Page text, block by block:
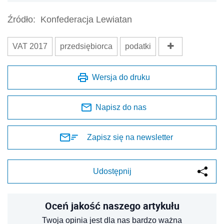
Źródło: Konfederacja Lewiatan
VAT 2017 przedsiębiorca podatki
Wersja do druku
Napisz do nas
Zapisz się na newsletter
Udostępnij
Oceń jakość naszego artykułu
Twoja opinia jest dla nas bardzo ważna